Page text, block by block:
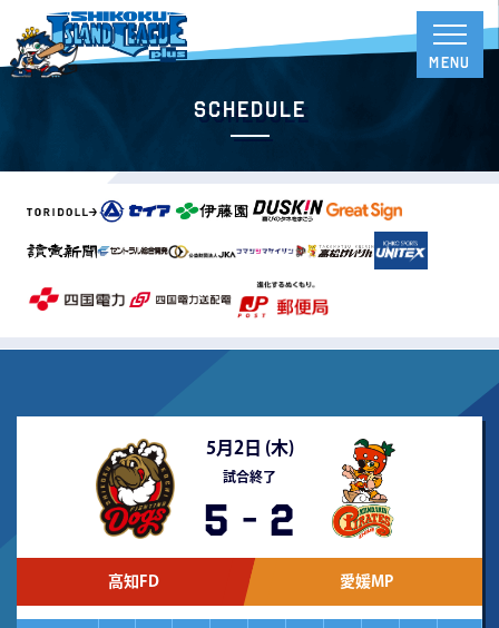
Schedule
5月2日 (木)
試合終了
5 - 2
高知FD 愛媛MP